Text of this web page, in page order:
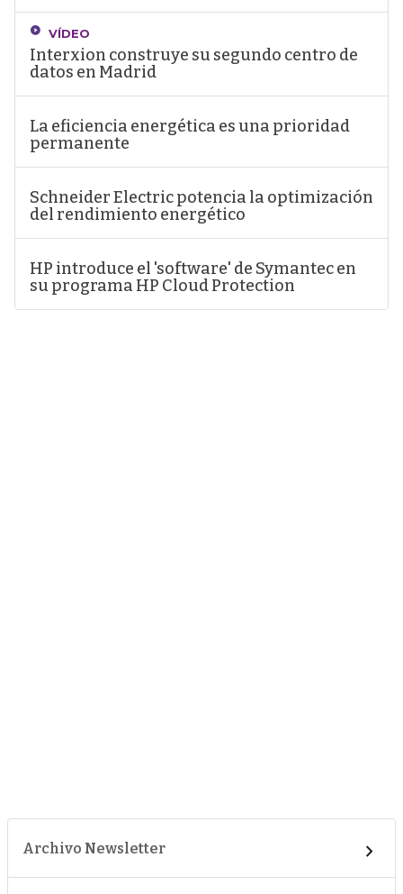
VÍDEO
Interxion construye su segundo centro de
datos en Madrid
La eficiencia energética es una prioridad
permanente
Schneider Electric potencia la optimización
del rendimiento energético
HP introduce el 'software' de Symantec en
su programa HP Cloud Protection
Archivo Newsletter